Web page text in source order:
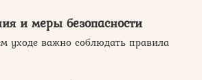
и меры безопасности
уходе важно соблюдать правила